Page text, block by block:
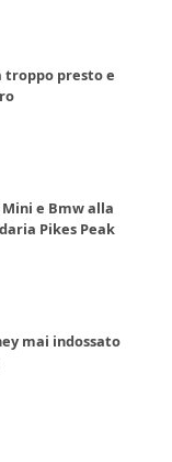
troppo presto e
e Bmw alla
Pikes Peak
mai indossato